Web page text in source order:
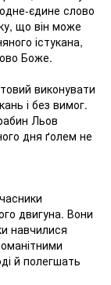
єдине слово
що він може
істукана,
Боже.
виконувати
і без вимог.
Льов
дня ґолем не
двигуна. Вони
навчилися
й полегшать